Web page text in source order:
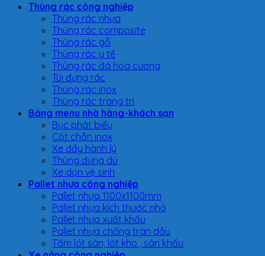
Thùng rác công nghiệp
Thùng rác nhựa
Thùng rác composite
Thùng rác gỗ
Thùng rác y tế
Thùng rác đá hoa cương
Túi đựng rác
Thùng rác inox
Thùng rác trang trí
Bảng menu nhà hàng-khách sạn
Bục phát biểu
Cột chắn inox
Xe đẩy hành lý
Thùng đựng dù
Xe dọn vệ sinh
Pallet nhựa công nghiệp
Pallet nhựa 1100x1100mm
Pallet nhựa kích thước nhỏ
Pallet nhựa xuất khẩu
Pallet nhựa chống tràn dầu
Tấm lót sàn, lót kho , sân khấu